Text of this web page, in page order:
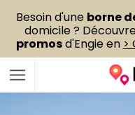
Besoin d'une borne
domicile ?
promosd'Engie en >